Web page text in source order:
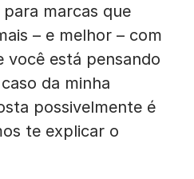
marcas que
– e melhor – com
você está pensando
da minha
possivelmente é
te explicar o